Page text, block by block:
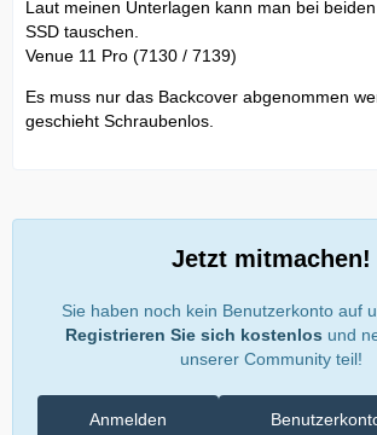
Laut meinen Unterlagen kann man bei
SSD tauschen.
Venue 11 Pro (7130 / 7139)
Es muss nur das Backcover abgenommen
geschieht Schraubenlos.
Jetzt mitmachen!
Sie haben noch kein Benutzerkonto auf
Registrieren Sie sich kostenlos und
unserer Community teil!
Anmelden